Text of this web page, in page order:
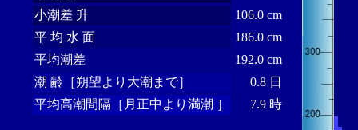
小潮差 升
106.0 cm
平 均 水 面
186.0 cm
平均潮差
192.0 cm
潮 齢［朔望より大潮まで］
0.8 日
平均高潮間隔［月正中より満潮 ］
7.9 時